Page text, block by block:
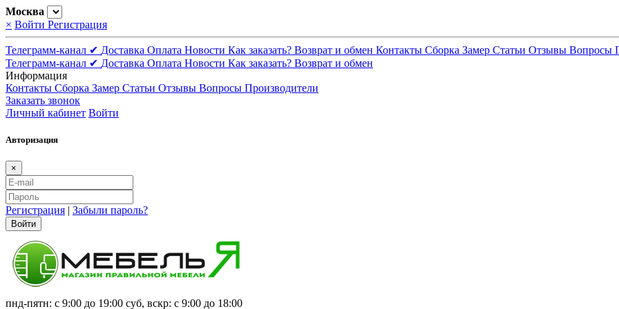
Москва
× Войти Регистрация
Телеграмм-канал ✔ Доставка Оплата Новости Как заказать? Возврат и обмен Контакты Сборка Замер Статьи Отзывы Вопросы
Телеграмм-канал ✔ Доставка Оплата Новости Как заказать? Возврат и обмен
Информация
Контакты Сборка Замер Статьи Отзывы Вопросы Производители
Заказать звонок
Личный кабинет Войти
Авторизация
×
Регистрация | Забыли пароль?
Войти
пнд-пятн: с 9:00 до 19:00 суб, вскр: с 9:00 до 18:00